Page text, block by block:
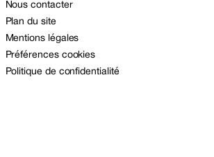
Nous contacter
Plan du site
Mentions légales
Préférences cookies
Politique de confidentialité